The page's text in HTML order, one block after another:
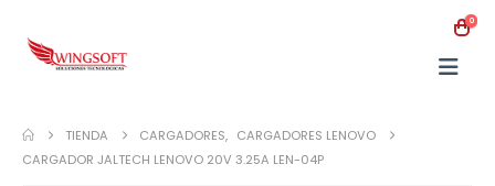
0
TIENDA CARGADORES, CARGADORES LENOVO
CARGADOR JALTECH LENOVO 20V 3.25A LEN-04P